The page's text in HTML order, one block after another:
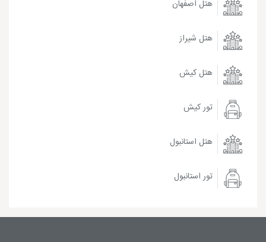
هتل اصفهان
هتل شیراز
هتل کیش
تور کیش
هتل استانبول
تور استانبول